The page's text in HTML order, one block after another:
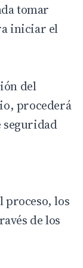
tomar
iniciar el
del
procederá
proceso, los
de los